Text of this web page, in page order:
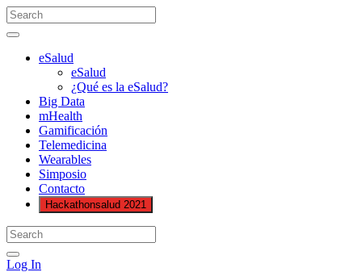
eSalud
eSalud
¿Qué es la eSalud?
Big Data
mHealth
Gamificación
Telemedicina
Wearables
Simposio
Contacto
Hackathonsalud 2021
Log In